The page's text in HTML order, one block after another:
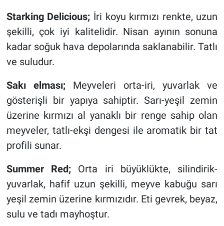
Starking Delicious; İri koyu kırmızı renkte, uzun
şekilli, çok iyi kalitelidir. Nisan ayının sonuna
kadar soğuk hava depolarında saklanabilir. Tatlı
ve suludur.
Sakı elması;Meyveleri orta-iri, yuvarlak ve
gösterişli bir yapıya sahiptir. Sarı-yeşil zemin
üzerine kırmızı al yanaklı bir renge sahip olan
meyveler, tatlı-ekşi dengesi ile aromatik bir tat
profili sunar.
Summer Red; Orta iri büyüklükte, silindirik-
yuvarlak, hafif uzun şekilli, meyve kabuğu sarı
yeşil zemin üzerine kırmızıdır. Eti gevrek, beyaz,
sulu ve tadı mayhoştur.